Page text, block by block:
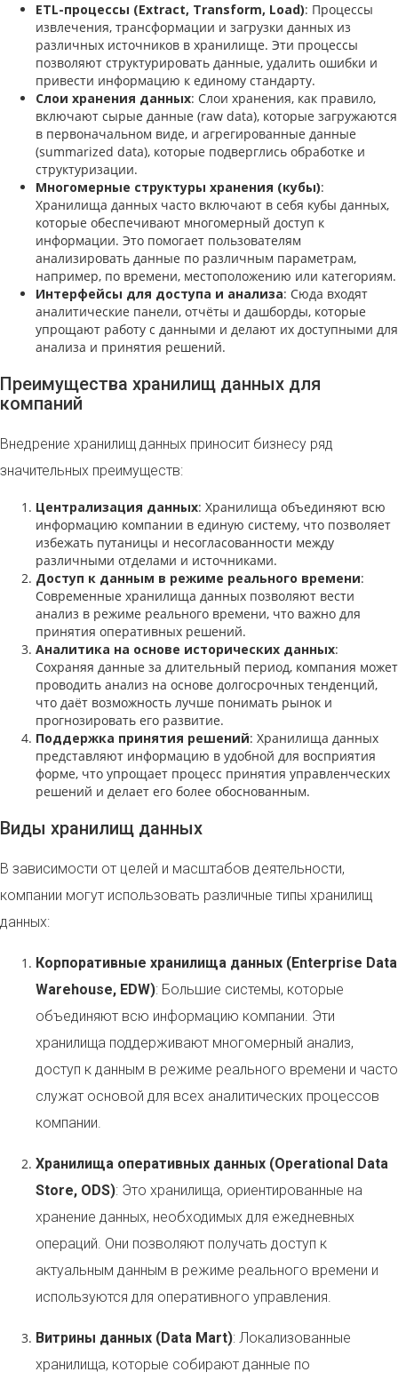
ETL-процессы (Extract, Transform, Load): Процессы
извлечения, трансформации и загрузки данных из
различных источников в хранилище. Эти процессы
позволяют структурировать данные, удалить ошибки и
привести информацию к единому стандарту.
Слои хранения данных: Слои хранения, как правило,
включают сырые данные (raw data), которые загружаются
в первоначальном виде, и агрегированные данные
(summarized data), которые подверглись обработке и
структуризации.
Многомерные структуры хранения (кубы):
Хранилища данных часто включают в себя кубы данных,
которые обеспечивают многомерный доступ к
информации. Это помогает пользователям
анализировать данные по различным параметрам,
например, по времени, местоположению или категориям.
Интерфейсы для доступа и анализа: Сюда входят
аналитические панели, отчёты и дашборды, которые
упрощают работу с данными и делают их доступными для
анализа и принятия решений.
Преимущества хранилищ данных для
компаний
Внедрение хранилищ данных приносит бизнесу ряд
значительных преимуществ:
Централизация данных: Хранилища объединяют всю
информацию компании в единую систему, что позволяет
избежать путаницы и несогласованности между
различными отделами и источниками.
Доступ к данным в режиме реального времени:
Современные хранилища данных позволяют вести
анализ в режиме реального времени, что важно для
принятия оперативных решений.
Аналитика на основе исторических данных:
Сохраняя данные за длительный период, компания может
проводить анализ на основе долгосрочных тенденций,
что даёт возможность лучше понимать рынок и
прогнозировать его развитие.
Поддержка принятия решений: Хранилища данных
представляют информацию в удобной для восприятия
форме, что упрощает процесс принятия управленческих
решений и делает его более обоснованным.
Виды хранилищ данных
В зависимости от целей и масштабов деятельности,
компании могут использовать различные типы хранилищ
данных:
Корпоративные хранилища данных (Enterprise Data
Warehouse, EDW): Большие системы, которые
объединяют всю информацию компании. Эти
хранилища поддерживают многомерный анализ,
доступ к данным в режиме реального времени и часто
служат основой для всех аналитических процессов
компании.
Хранилища оперативных данных (Operational Data
Store, ODS): Это хранилища, ориентированные на
хранение данных, необходимых для ежедневных
операций. Они позволяют получать доступ к
актуальным данным в режиме реального времени и
используются для оперативного управления.
Витрины данных (Data Mart): Локализованные
хранилища, которые собирают данные по